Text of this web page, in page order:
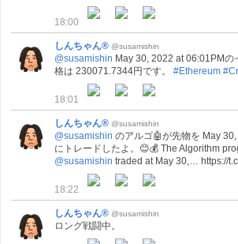
18:00
しんちゃん® @susamishin
@susamishin May 30, 2022 at 06:01PMの
格は 230071.7344円です。 #Ethereum
18:01
しんちゃん® @susamishin
@susamishin のアルゴ🤖が先物を May
にトレードしたよ。😊💰 The Algorithm
@susamishin traded at May 30,… https://
18:22
しんちゃん® @susamishin
ロング戦闘中。